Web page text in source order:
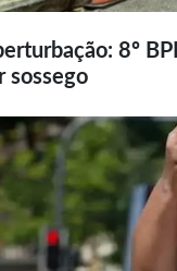
8º
sossego